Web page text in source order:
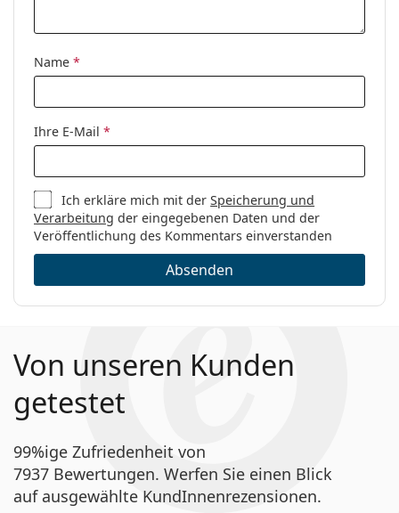
Name *
Ihre E-Mail *
Ich erkläre mich mit derSpeicherung und
Verarbeitung der eingegebenen Daten und der
Veröffentlichung des Kommentars einverstanden
Absenden
Von unseren Kunden
getestet
99%ige Zufriedenheit von
7937 Bewertungen. Werfen Sie einen Blick
auf ausgewählte KundInnenrezensionen.